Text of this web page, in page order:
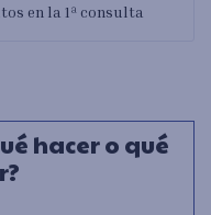
en la 1ª consulta
hacer o qué